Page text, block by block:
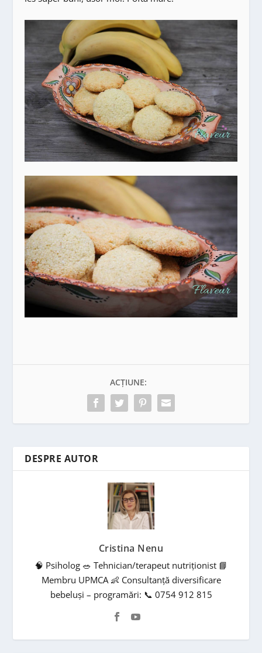
ACȚIUNE:
DESPRE AUTOR
Cristina Nenu
🧠 Psiholog 🥗 Tehnician/terapeut nutriționist 📘
Membru UPMCA 👶 Consultanță diversificare
bebeluși – programări: 📞 0754 912 815